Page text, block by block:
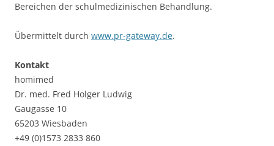
Bereichen der schulmedizinischen Behandlung.
Übermittelt durch www.pr-gateway.de.
Kontakt
homimed
Dr. med. Fred Holger Ludwig
Gaugasse 10
65203 Wiesbaden
+49 (0)1573 2833 860